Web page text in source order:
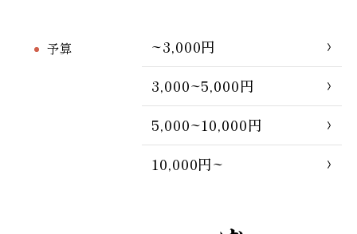
予算
~3,000円
3,000~5,000円
5,000~10,000円
10,000円~